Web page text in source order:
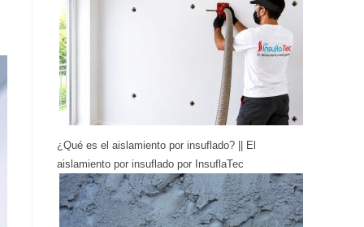
¿Qué es el aislamiento por insuflado? || El
aislamiento por insuflado por InsuflaTec